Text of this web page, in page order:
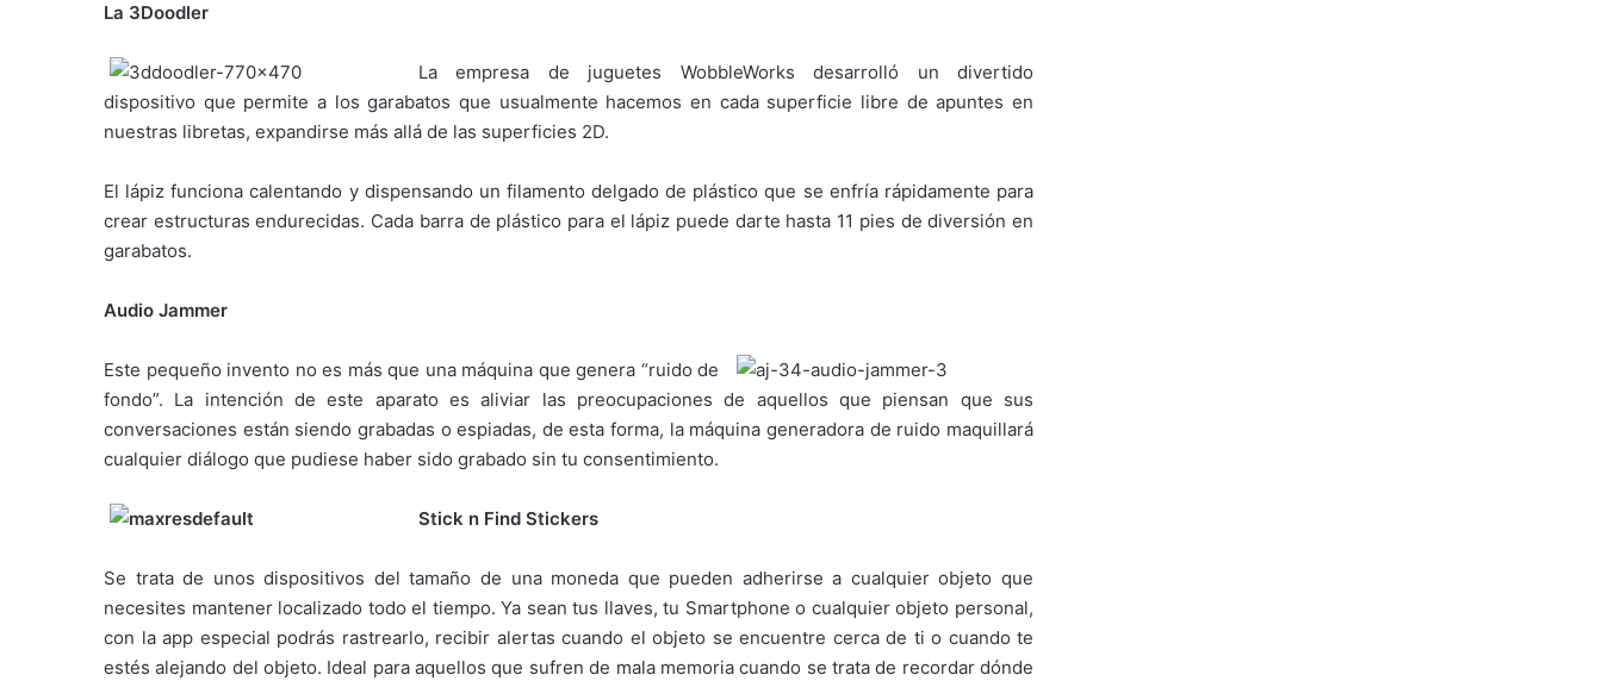
La 3Doodler
La empresa de juguetes WobbleWorks desarrolló un divertido
dispositivo que permite a los garabatos que usualmente hacemos en cada superficie libre de apuntes en
nuestras libretas, expandirse más allá de las superficies 2D.
El lápiz funciona calentando y dispensando un filamento delgado de plástico que se enfría rápidamente para
crear estructuras endurecidas. Cada barra de plástico para el lápiz puede darte hasta 11 pies de diversión en
garabatos.
Audio Jammer
Este pequeño invento no es más que una máquina que genera “ruido de
fondo”. La intención de este aparato es aliviar las preocupaciones de aquellos que piensan que sus
conversaciones están siendo grabadas o espiadas, de esta forma, la máquina generadora de ruido maquillará
cualquier diálogo que pudiese haber sido grabado sin tu consentimiento.
Stick n Find Stickers
Se trata de unos dispositivos del tamaño de una moneda que pueden adherirse a cualquier objeto que
necesites mantener localizado todo el tiempo. Ya sean tus llaves, tu Smartphone o cualquier objeto personal,
con la app especial podrás rastrearlo, recibir alertas cuando el objeto se encuentre cerca de ti o cuando te
estés alejando del objeto. Ideal para aquellos que sufren de mala memoria cuando se trata de recordar dónde